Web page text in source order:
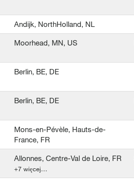
Andijk, NorthHolland, NL
Moorhead, MN, US
Berlin, BE, DE
Berlin, BE, DE
Mons-en-Pévèle, Hauts-de-
France, FR
Allonnes, Centre-Val de Loire, FR
+7 więcej…